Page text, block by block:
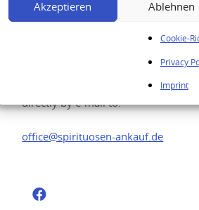
Akzeptieren Ablehnen
Cookie-
Privacy
Imprint
Your enquiry
You would like to sell your high
spirits? Feel free to send us your
directly by e-mail to:
office@spirituosen-ankauf.de